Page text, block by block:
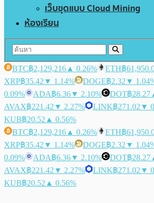
เว็บขุดแบบ Cloud Mining
ห้องเรียน
BTC฿2,129,216 ▲ 0.26% ETH฿
XRP฿35.42 ▼ 1.14% DOGE฿2.32 ▼
0.09%
ADA฿6.36▼ 2.10% DOT฿28.27
AVAX฿221.42 ▼ 2.27% LINK฿271.02 ▼
KUB฿20.52 ▲ 0.56%
BTC฿2,129,216 ▲ 0.26% ETH฿
XRP฿35.42 ▼ 1.14% DOGE฿2.32 ▼
0.09%
ADA฿6.36▼ 2.10% DOT฿28.27
AVAX฿221.42 ▼ 2.27% LINK฿271.02 ▼
KUB฿20.52 ▲ 0.56%